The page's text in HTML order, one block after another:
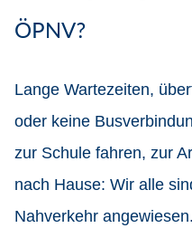
ÖPNV?
Lange Wartezeiten,
oder keine
zur Schule fahren, zur
nach Hause: Wir alle
Nahverkehr